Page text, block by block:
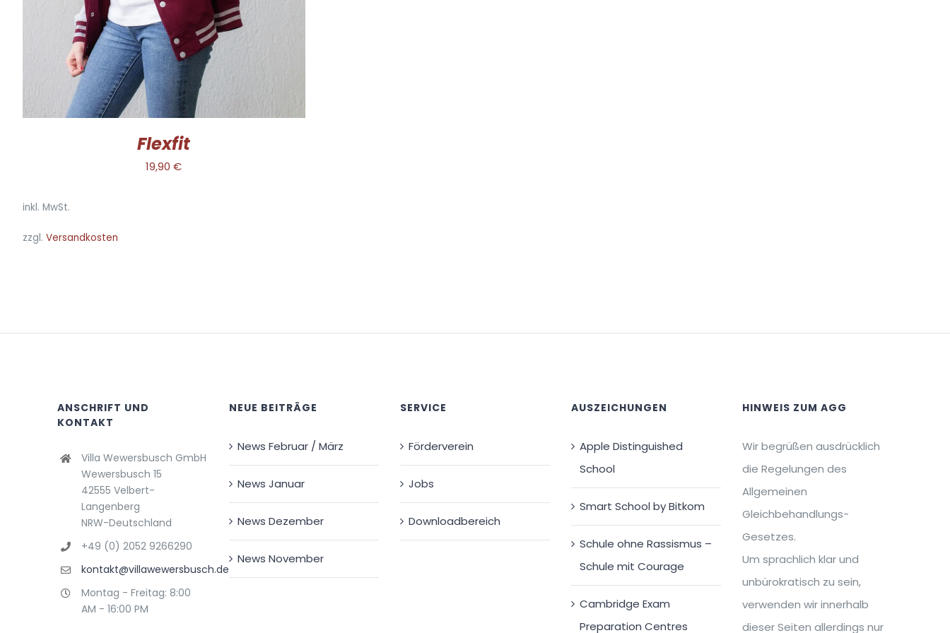
OPTIONEN
KÖNNEN
AUF
DER
PRODUKTSEITE
GEWÄHLT
WERDEN
Flexfit
19,90€
inkl. MwSt.
zzgl. Versandkosten
ANSCHRIFT UND
KONTAKT
Villa Wewersbusch GmbH
Wewersbusch 15
42555 Velbert-
Langenberg
NRW-Deutschland
+49 (0) 2052 9266290
kontakt@villawewersbusch.de
Montag - Freitag: 8:00
AM - 16:00 PM
NEUE BEITRÄGE
News Februar / März
News Januar
News Dezember
News November
SERVICE
Förderverein
Jobs
Downloadbereich
AUSZEICHUNGEN
Apple Distinguished
School
Smart School by Bitkom
Schule ohne Rassismus –
Schule mit Courage
Cambridge Exam
Preparation Centres
HINWEIS ZUM AGG
Wir begrüßen ausdrücklich
die Regelungen des
Allgemeinen
Gleichbehandlungs-
Gesetzes.
Um sprachlich klar und
unbürokratisch zu sein,
verwenden wir innerhalb
dieser Seiten allerdings nur